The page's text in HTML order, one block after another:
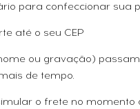
para confeccionar sua
até o seu CEP
ou gravação)
de tempo.
o frete no